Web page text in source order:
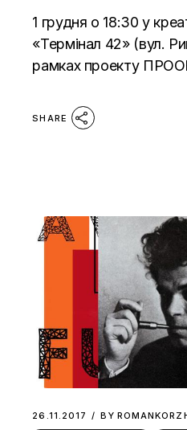
1 грудня о 18:30 у
«Термінал 42» (вул.
рамках проекту
SHARE
26.11.2017 BY